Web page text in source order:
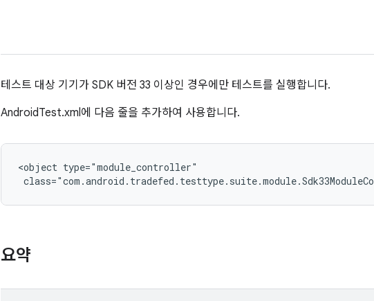
테스트 대상 기기가 SDK 버전 33 이상인 경우에만 테스트를 실행합니다.
AndroidTest.xml에 다음 줄을 추가하여 사용합니다.
<object type="module_controller"
요약